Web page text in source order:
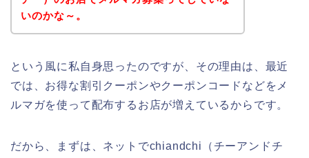
いのかな～。
という風に私自身思ったのですが、その理由は、最近
では、お得な割引クーポンやクーポンコードなどをメ
ルマガを使って配布するお店が増えているからです。
だから、まずは、ネットでchiandchi（チーアンドチ